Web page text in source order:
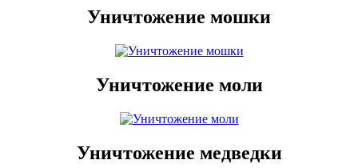
Уничтожение мошки
Уничтожение моли
Уничтожение медведки